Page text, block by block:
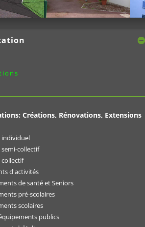
Créations, Rénovations, Extensions
collectif
d'activités
de santé et Seniors
pré-scolaires
scolaires
publics